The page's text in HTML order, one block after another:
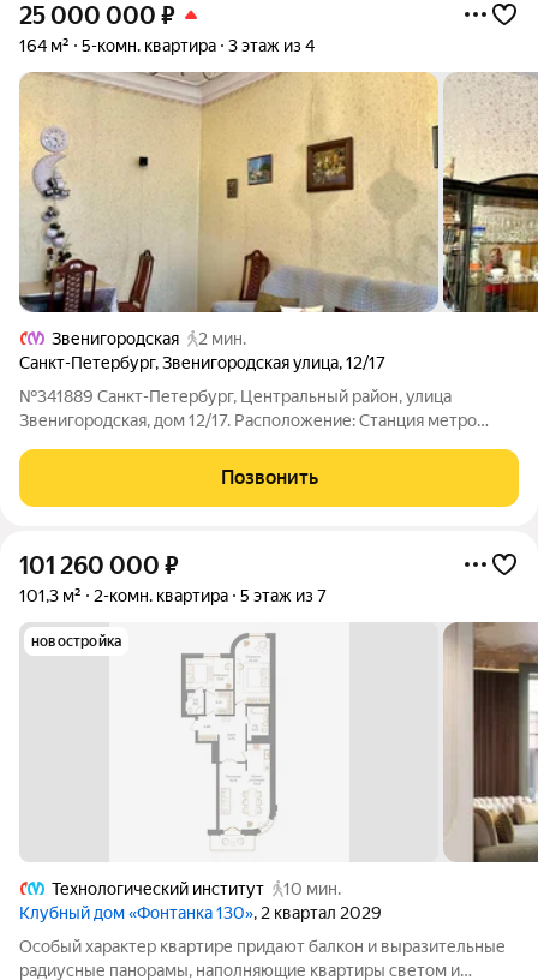
25 000 000 ₽
164 м² 5-комн. квартира 3 этаж из 4
Звенигородская
2 мин.
Санкт-Петербург,Звенигородская улица,12/17
№341889 Санкт-Петербург, Центральный район, улица
Звенигородская, дом 12/17. Расположение: Станция метро
Позвонить
101 260 000 ₽
101,3 м² 2-комн. квартира 5 этаж из 7
новостройка
Технологический институт
10 мин.
Клубный дом «Фонтанка 130», 2 квартал 2029
Особый характер квартире придают балкон и выразительные
радиусные панорамы, наполняющие квартиры светом и